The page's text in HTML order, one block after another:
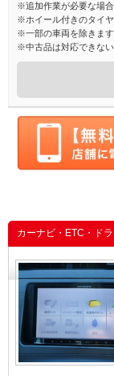
※追加作業が必要な場合
※ホイール付きのタイヤ
※一部の車両を除きます
※中古品は対応できない
カーナビ・ETC・ド